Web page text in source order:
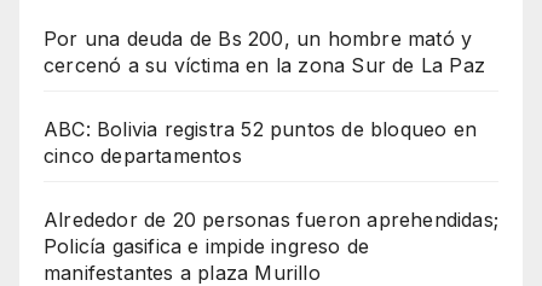
Por una deuda de Bs 200, un hombre mató y
cercenó a su víctima en la zona Sur de La Paz
ABC: Bolivia registra 52 puntos de bloqueo en
cinco departamentos
Alrededor de 20 personas fueron aprehendidas;
Policía gasifica e impide ingreso de
manifestantes a plaza Murillo